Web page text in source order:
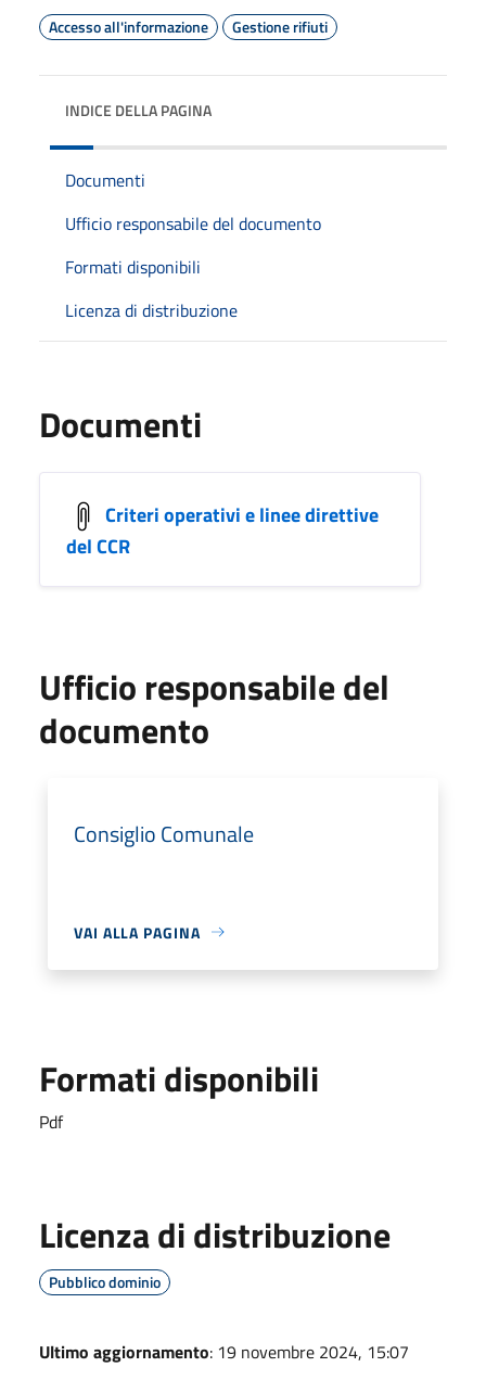
Accesso all'informazione
Gestione rifiuti
INDICE DELLA PAGINA
Documenti
Ufficio responsabile del documento
Formati disponibili
Licenza di distribuzione
Documenti
Criteri operativi e linee direttive
del CCR
Ufficio responsabile del
documento
Consiglio Comunale
VAI ALLA PAGINA
Formati disponibili
Pdf
Licenza di distribuzione
Pubblico dominio
Ultimo aggiornamento: 19 novembre 2024, 15:07